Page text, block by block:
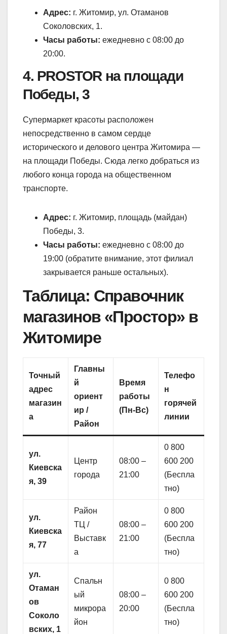
Адрес: г. Житомир, ул. Отаманов
Соколовских, 1.
Часы работы: ежедневно с 08:00 до
20:00.
4. PROSTOR на площади
Победы, 3
Супермаркет красоты расположен
непосредственно в самом сердце
исторического и делового центра Житомира —
на площади Победы. Сюда легко добраться из
любого конца города на общественном
транспорте.
Адрес: г. Житомир, площадь (майдан)
Победы, 3.
Часы работы: ежедневно с 08:00 до
19:00 (обратите внимание, этот филиал
закрывается раньше остальных).
Таблица: Справочник
магазинов «Простор» в
Житомире
Точный
адрес
магазин
а
Главны
й
ориент
ир /
Район
Время
работы
(Пн-Вс)
Телефо
н
горячей
линии
ул.
Киевска
я, 39
Центр
города
08:00 –
21:00
0 800
600 200
(Беспла
тно)
ул.
Киевска
я, 77
Район
ТЦ /
Выставк
а
08:00 –
21:00
0 800
600 200
(Беспла
тно)
ул.
Отаман
ов
Соколо
вских, 1
Спальн
ый
микрора
йон
08:00 –
20:00
0 800
600 200
(Беспла
тно)